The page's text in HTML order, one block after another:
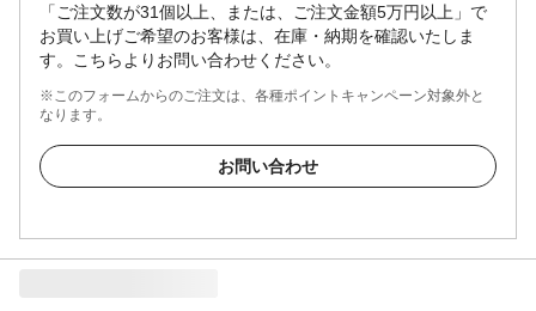
「ご注文数が31個以上、または、ご注文金額5万円以上」で
お買い上げご希望のお客様は、在庫・納期を確認いたしま
す。こちらよりお問い合わせください。
※このフォームからのご注文は、各種ポイントキャンペーン対象外と
なります。
お問い合わせ